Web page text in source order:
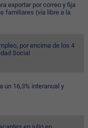
exportar por correo y fija
familiares (vía libre a la
por encima de los 4
Social
un 16,3% interanual y